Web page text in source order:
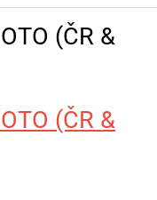
(ČR &
(ČR &